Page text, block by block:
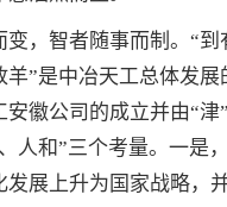
变，智者随事而制。“
羊”是中冶天工总体发展
徽公司的成立并由“津
人和”三个考量。一是
发展上升为国家战略，